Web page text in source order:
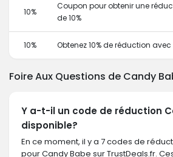
10%
Coupon pour obtenir une
de 10%
10% Obtenez 10% de réduction
Foire Aux Questions de Candy
Y a-t-il un code de réduction
disponible?
En ce moment, il y a 7 codes de
pour Candy Babe sur TrustDeals.fr.